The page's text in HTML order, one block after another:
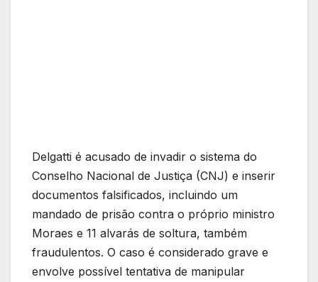
Delgatti é acusado de invadir o sistema do
Conselho Nacional de Justiça (CNJ) e inserir
documentos falsificados, incluindo um
mandado de prisão contra o próprio ministro
Moraes e 11 alvarás de soltura, também
fraudulentos. O caso é considerado grave e
envolve possível tentativa de manipular